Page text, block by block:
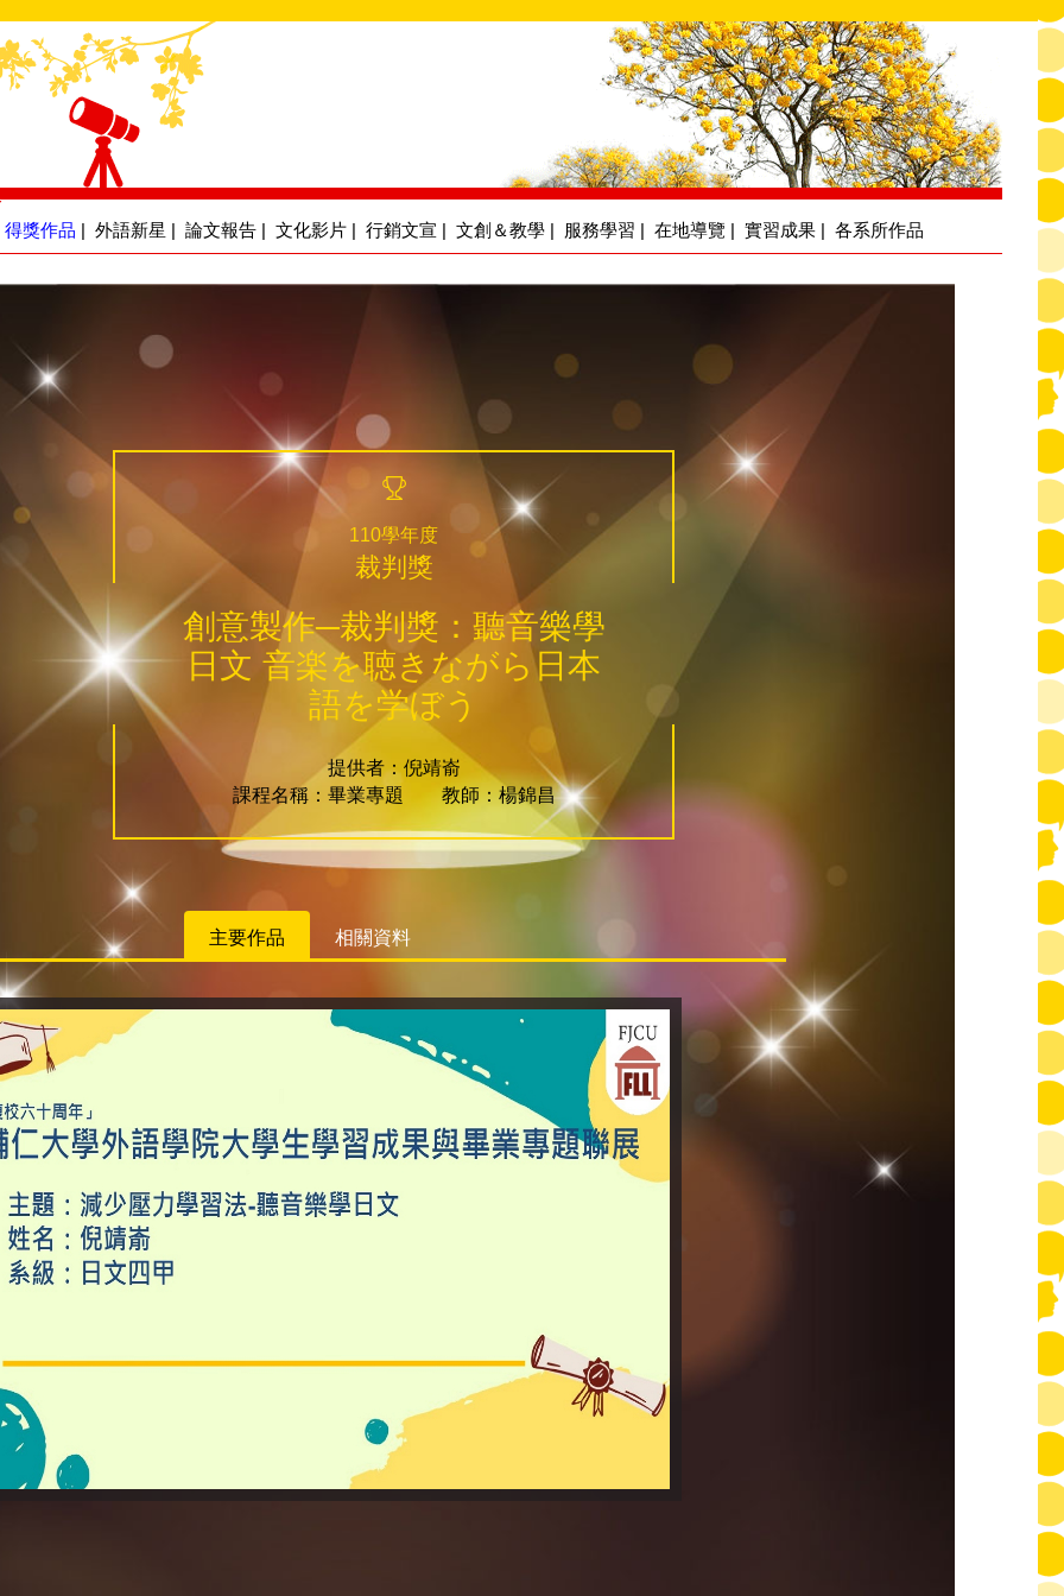
得獎作品 | 外語新星 | 論文報告 | 文化影片 | 行銷文宣 | 文創＆教學 | 服務學習 | 在地導覽 | 實習成果 | 各系所作品
110學年度
裁判獎
創意製作─裁判獎：聽音樂學
日文 音楽を聴きながら日本
語を学ぼう
提供者：倪靖嵛
課程名稱：畢業專題 教師：楊錦昌
主要作品 相關資料